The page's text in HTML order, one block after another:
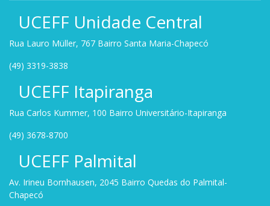
UCEFF Unidade Central
Rua Lauro Müller, 767 Bairro Santa Maria-Chapecó
(49) 3319-3838
UCEFF Itapiranga
Rua Carlos Kummer, 100 Bairro Universitário-Itapiranga
(49) 3678-8700
UCEFF Palmital
Av. Irineu Bornhausen, 2045 Bairro Quedas do Palmital-
Chapecó